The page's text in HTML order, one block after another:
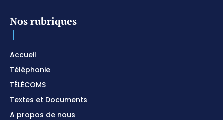
Nos rubriques
Accueil
Téléphonie
TÉLÉCOMS
Textes et Documents
A propos de nous